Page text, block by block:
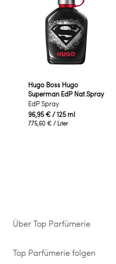
Hugo Boss Hugo
Superman EdP Nat.Spray
EdP Spray
96,95 €/ 125 ml
775,60 € / Liter
Über Top Parfümerie
Storefinder
Kontakt
Top Parfümerie folgen